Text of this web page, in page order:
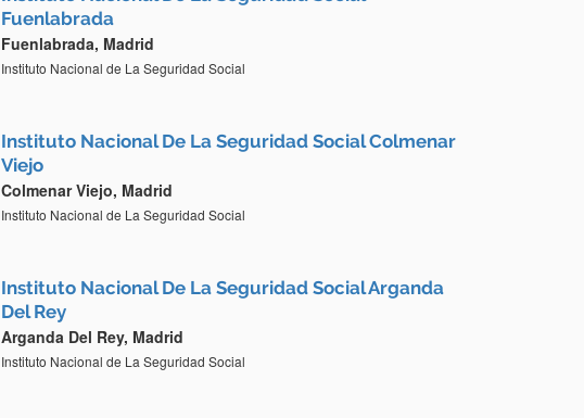
Fuenlabrada
Fuenlabrada, Madrid
Instituto Nacional de La Seguridad Social
Instituto Nacional De La Seguridad Social Colmenar
Viejo
Colmenar Viejo, Madrid
Instituto Nacional de La Seguridad Social
Instituto Nacional De La Seguridad Social Arganda
Del Rey
Arganda Del Rey, Madrid
Instituto Nacional de La Seguridad Social